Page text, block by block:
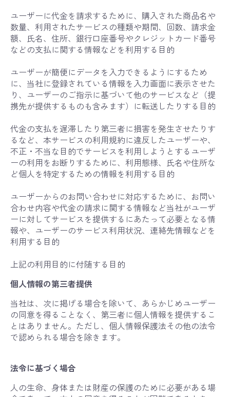
ユーザーに代金を請求するために、購入された商品名や
数量、利用されたサービスの種類や期間、回数、請求金
額、氏名、住所、銀行口座番号やクレジットカード番号
などの支払に関する情報などを利用する目的
ユーザーが簡便にデータを入力できるようにするため
に、当社に登録されている情報を入力画面に表示させた
り、ユーザーのご指示に基づいて他のサービスなど（提
携先が提供するものも含みます）に転送したりする目的
代金の支払を遅滞したり第三者に損害を発生させたりす
るなど、本サービスの利用規約に違反したユーザーや、
不正・不当な目的でサービスを利用しようとするユーザ
ーの利用をお断りするために、利用態様、氏名や住所な
ど個人を特定するための情報を利用する目的
ユーザーからのお問い合わせに対応するために、お問い
合わせ内容や代金の請求に関する情報など当社がユーザ
ーに対してサービスを提供するにあたって必要となる情
報や、ユーザーのサービス利用状況、連絡先情報などを
利用する目的
上記の利用目的に付随する目的
個人情報の第三者提供
当社は、次に掲げる場合を除いて、あらかじめユーザー
の同意を得ることなく、第三者に個人情報を提供するこ
とはありません。ただし、個人情報保護法その他の法令
で認められる場合を除きます。
法令に基づく場合
人の生命、身体または財産の保護のために必要がある場